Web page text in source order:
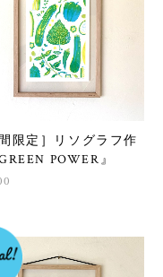
間限定］リソグラフ作
POWER』